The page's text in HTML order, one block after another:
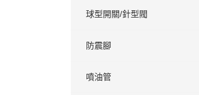
球型開關/針型閥
防震腳
噴油管